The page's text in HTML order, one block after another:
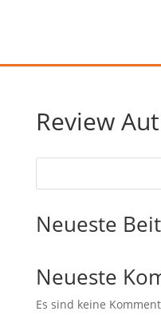
Review
Neueste
Neueste
Es sind keine